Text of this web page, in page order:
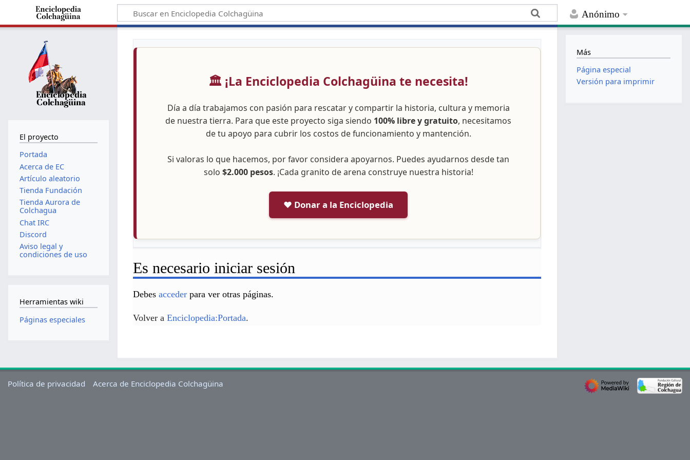
Anónimo
🏛️ ¡La Enciclopedia Colchagüina te necesita!
Día a día trabajamos con pasión para rescatar y compartir la historia, cultura y memoria
de nuestra tierra. Para que este proyecto siga siendo 100% libre y gratuito, necesitamos
de tu apoyo para cubrir los costos de funcionamiento y mantención.
Si valoras lo que hacemos, por favor considera apoyarnos. Puedes ayudarnos desde tan
solo $2.000 pesos. ¡Cada granito de arena construye nuestra historia!
❤️ Donar a la Enciclopedia
Es necesario iniciar sesión
Debesacceder para ver otras páginas.
Volver aEnciclopedia:Portada.
El proyecto
Portada
Acerca de EC
Artículo aleatorio
Tienda Fundación
Tienda Aurora de
Colchagua
Chat IRC
Discord
Aviso legal y
condiciones de uso
Herramientas wiki
Páginas especiales
Más
Página especial
Versión para imprimir
Política de privacidad Acerca de Enciclopedia Colchagüina